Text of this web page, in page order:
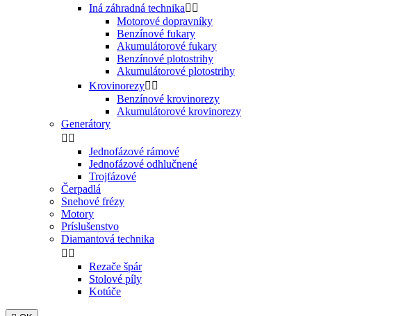
Iná záhradná technika 
Motorové dopravníky
Benzínové fukary
Akumulátorové fukary
Benzínové plotostrihy
Akumulátorové plotostrihy
Krovinorezy 
Benzínové krovinorezy
Akumulátorové krovinorezy
Generátory
 
Jednofázové rámové
Jednofázové odhlučnené
Trojfázové
Čerpadlá
Snehové frézy
Motory
Príslušenstvo
Diamantová technika
 
Rezače špár
Stolové píly
Kotúče